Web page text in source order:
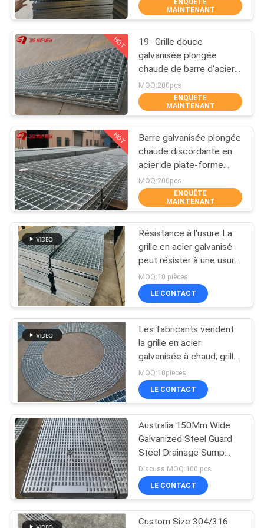
D'USINE
CONTRÔLE
DE
QUALITÉ
CONTACTEZ-
NOUS
DEMANDEZ
UNE
CITATION
PLAN
SITE
PRIVACY
POLICY
grillage métallique
machine à treillis
métallique
maillage temporaire
escrime
87
Treillis métallique
soudé
635
MAINTENANT
HOT
19- Grille douce
galvanisée plongée
chaude de barre d'acier
de plate-forme
discordante en acier de
W -4
MOQ:200pcs
ENQUÊTE
MAINTENANT
HOT
Barre galvanisée plongée
chaude discordante en
acier de plate-forme
d'acier doux râpant
25mm x 5mm
MOQ:200pcs
ENQUÊTE
MAINTENANT
Résistance à l'usure La
grille en acier galvanisé
peut résister à une usure
et à un frottement plus
importants
MOQ:10 pièces
LE CONTACT
Les fabricants vendent
la grille en acier
galvanisée à chaud, grille
en acier de plate-forme
MOQ:10pieces
LE CONTACT
Australia 150Mm Wide
Galvanized Steel Guard
Steel Drainage Sump
Grating
Discuss MOQ:100 pcs
LE CONTACT
Custom Size 304/316